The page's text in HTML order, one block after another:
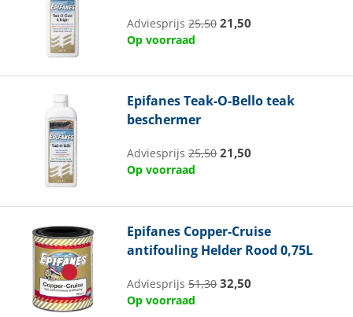
Adviesprijs25,50 21,50
Op voorraad
EpifanesTeak-O-Bello teak
beschermer
Adviesprijs25,50 21,50
Op voorraad
Epifanes Copper-Cruise
antifouling Helder Rood 0,75L
Adviesprijs51,30 32,50
Op voorraad